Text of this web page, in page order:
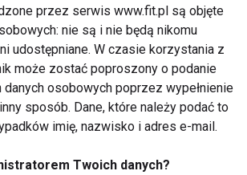
–
lata
Chłodnik proteinowy z
pieczonych buraków i
skyru – lekki obiad na
upalne dni
przez serwis www.fit.pl są objęte
nie są i nie będą nikomu
udostępniane. W czasie korzystania z
może zostać poproszony o podanie
osobowych poprzez wypełnienie
sposób. Dane, które należy podać to
imię, nazwisko i adres e-mail.
Twoich danych?